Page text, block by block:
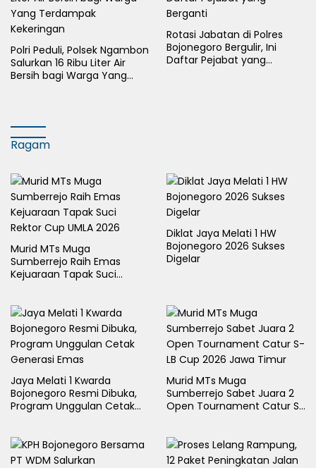
Polri Peduli, Polsek Ngambon
Salurkan 16 Ribu Liter Air
Bersih bagi Warga Yang
Rotasi Jabatan di Polres
Bojonegoro Bergulir, Ini
Daftar Pejabat yang
Ragam
Murid MTs Muga
Sumberrejo Raih Emas
Kejuaraan Tapak Suci
Diklat Jaya Melati 1 HW
Bojonegoro 2026 Sukses
Digelar
Jaya Melati 1 Kwarda
Bojonegoro Resmi Dibuka,
Program Unggulan Cetak
Murid MTs Muga
Sumberrejo Sabet Juara 2
Open Tournament Catur S-